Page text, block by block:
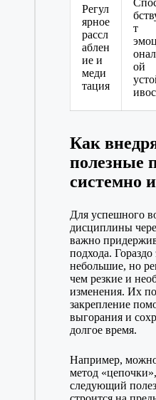
Регул
ярное
рассл
аблен
ие и
меди
тация
т
ой
Как
полезные
системно
Для успешного
дисциплины
важно
подхода.
небольшие, но
чем резкие и
изменения. Их
закрепление
выгорания и
долгое время.
Например, можно
метод
следующий